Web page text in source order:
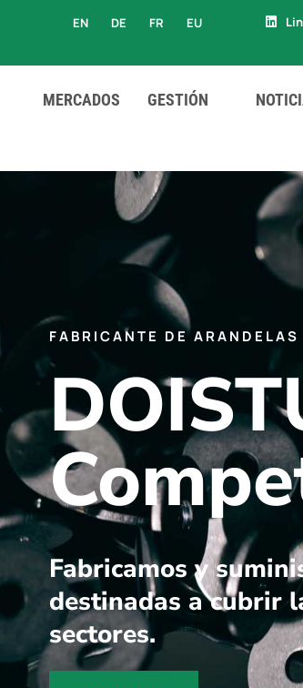
EN DE FR EU
MERCADOS GESTIÓN
FABRICANTE DE
Fabricamos y
destinadas a cubrir
sectores.